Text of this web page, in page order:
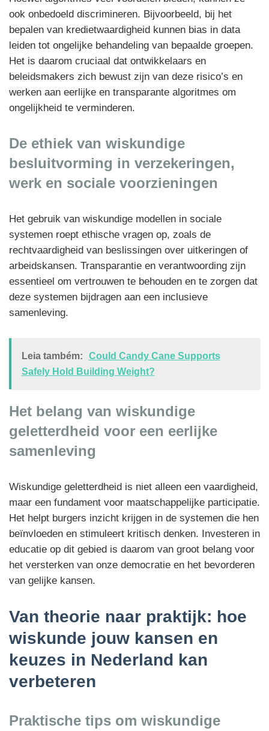
ook onbedoeld discrimineren. Bijvoorbeeld, bij het
bepalen van kredietwaardigheid kunnen bias in data
leiden tot ongelijke behandeling van bepaalde groepen.
Het is daarom cruciaal dat ontwikkelaars en
beleidsmakers zich bewust zijn van deze risico’s en
werken aan eerlijke en transparante algoritmes om
ongelijkheid te verminderen.
De ethiek van wiskundige
besluitvorming in verzekeringen,
werk en sociale voorzieningen
Het gebruik van wiskundige modellen in sociale
systemen roept ethische vragen op, zoals de
rechtvaardigheid van beslissingen over uitkeringen of
arbeidskansen. Transparantie en verantwoording zijn
essentieel om vertrouwen te behouden en te zorgen dat
deze systemen bijdragen aan een inclusieve
samenleving.
Leia também:
Could Candy Cane Supports
Safely Hold Building Weight?
Het belang van wiskundige
geletterdheid voor een eerlijke
samenleving
Wiskundige geletterdheid is niet alleen een vaardigheid,
maar een fundament voor maatschappelijke participatie.
Het helpt burgers inzicht krijgen in de systemen die hen
beïnvloeden en stimuleert kritisch denken. Investeren in
educatie op dit gebied is daarom van groot belang voor
het versterken van onze democratie en het bevorderen
van gelijke kansen.
Van theorie naar praktijk: hoe
wiskunde jouw kansen en
keuzes in Nederland kan
verbeteren
Praktische tips om wiskundige